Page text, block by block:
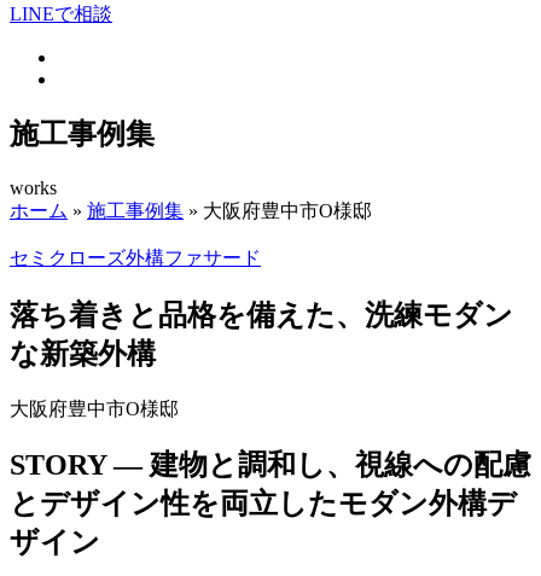
LINEで相談
施工事例集
works
ホーム » 施工事例集 » 大阪府豊中市O様邸
セミクローズ外構ファサード
落ち着きと品格を備えた、洗練モダン
な新築外構
大阪府豊中市O様邸
STORY ―建物と調和し、視線への配慮
とデザイン性を両立したモダン外構デ
ザイン